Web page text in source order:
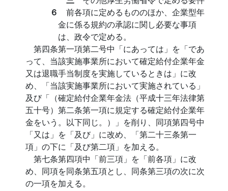
６ 前各項に定めるもののほか、企業型年
金に係る規約の承認に関し必要な事項
は、政令で定める。
第四条第一項第二号中「にあっては」を「であ
って、当該実施事業所において確定給付企業年金
又は退職手当制度を実施しているときは」に改
め、「当該実施事業所において実施されている」
及び「（確定給付企業年金法（平成十三年法律第
五十号）第二条第一項に規定する確定給付企業年
金をいう。以下同じ。）」を削り、同項第四号中
「又は」を「及び」に改め、「第二十三条第一
項」の下に「及び第二項」を加える。
第七条第四項中「前三項」を「前各項」に改
め、同項を同条第五項とし、同条第三項の次に次
の一項を加える。